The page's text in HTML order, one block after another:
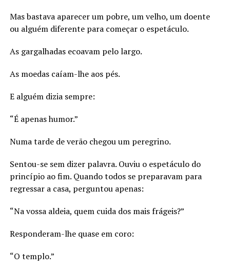
Mas bastava aparecer um pobre, um velho, um doente
ou alguém diferente para começar o espetáculo.
As gargalhadas ecoavam pelo largo.
As moedas caíam-lhe aos pés.
E alguém dizia sempre:
“É apenas humor.”
Numa tarde de verão chegou um peregrino.
Sentou-se sem dizer palavra. Ouviu o espetáculo do
princípio ao fim. Quando todos se preparavam para
regressar a casa, perguntou apenas:
“Na vossa aldeia, quem cuida dos mais frágeis?”
Responderam-lhe quase em coro:
“O templo.”